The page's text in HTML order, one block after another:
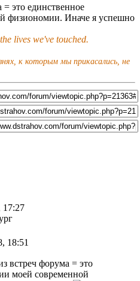
это единственное
физиономии. Иначе я успешно
lives we've touched.
к которым мы прикасались, не
17:27
18:51
встреч форума = это
моей современной